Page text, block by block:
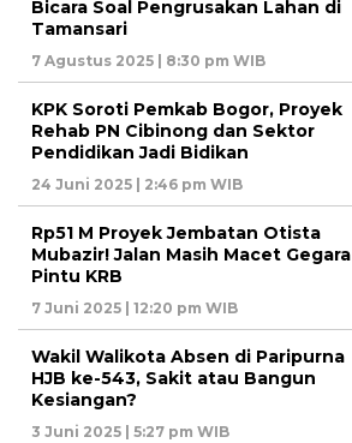
Bicara Soal Pengrusakan Lahan di
Tamansari
7 Agustus 2025 | 8:30 pm WIB
KPK Soroti Pemkab Bogor, Proyek
Rehab PN Cibinong dan Sektor
Pendidikan Jadi Bidikan
24 Juni 2025 | 2:46 pm WIB
Rp51 M Proyek Jembatan Otista
Mubazir! Jalan Masih Macet Gegara
Pintu KRB
7 Juni 2025 | 12:20 pm WIB
Wakil Walikota Absen di Paripurna
HJB ke-543, Sakit atau Bangun
Kesiangan?
3 Juni 2025 | 5:27 pm WIB